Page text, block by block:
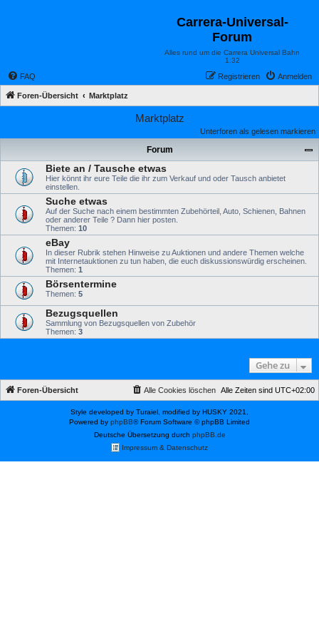
Carrera-Universal-
Forum
Alles rund um die Carrera Universal Bahn
1:32
FAQ Anmelden
Registrieren
Foren-Übersicht Marktplatz
Marktplatz
Unterforen als gelesen markieren
Forum
Biete an / Tausche etwas
Hier könnt ihr eure Teile die ihr zum Verkauf und oder Tausch anbietet
einstellen.
Suche etwas
Auf der Suche nach einem bestimmten Zubehörteil, Auto, Schienen, Bahnen
oder anderer Teile ? Dann hier posten.
Themen: 10
eBay
In dieser Rubrik stehen Hinweise zu Auktionen und andere Themen welche
mit Internetauktionen zu tun haben, die euch diskussionswürdig erscheinen.
Themen: 1
Börsentermine
Themen: 5
Bezugsquellen
Sammlung von Bezugsquellen von Zubehör
Themen: 3
Gehe zu
Foren-Übersicht Alle Zeiten sind UTC+02:00
Alle Cookies löschen
Style developed by Turaiel, modified by HUSKY 2021,
Powered by phpBB® Forum Software © phpBB Limited
Deutsche Übersetzung durch phpBB.de
Impressum & Datenschutz